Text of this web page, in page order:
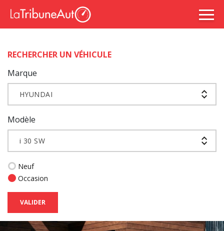
RECHERCHER UN VÉHICULE
Marque
HYUNDAI
Modèle
i 30 SW
Neuf
Occasion
VALIDER